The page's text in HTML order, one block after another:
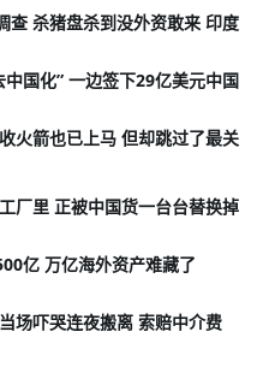
查 杀猪盘杀到没外资敢来 印度
国化” 一边签下29亿美元中国
火箭也已上马 但却跳过了最关
厂里 正被中国货一台台替换掉
亿 万亿海外资产难藏了
场吓哭连夜搬离 索赔中介费